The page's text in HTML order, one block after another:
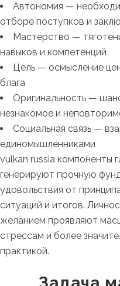
Автономия —
отборе поступков и
Мастерство —
навыков и компетенций
Цель — осмысление
блага
Оригинальность —
незнакомое и
Социальная связь —
единомышленниками
vulkan russia компоненты
генерируют прочную
удовольствия от
ситуаций и итогов.
желанием проявляют
стрессам и более
практикой.